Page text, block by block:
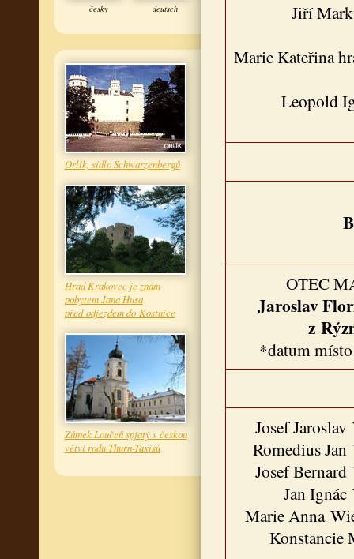
česky deutsch
Orlík, sídlo Schwarzenbergů
Hrad Krakovec je znám
pobytem Jana Husa
před odjezdem do Kostnice
Zámek Loučeň spjatý s českou
větví rodu Thurn-Taxisů
Jiří
Marie Kateřina
Leopold
OTEC
Jaroslav
z
*datum
Josef
Romedius
Josef
Jan
Marie Anna
Konstancie